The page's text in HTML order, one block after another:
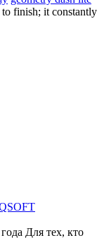
finish; it constantly
Для тех, кто